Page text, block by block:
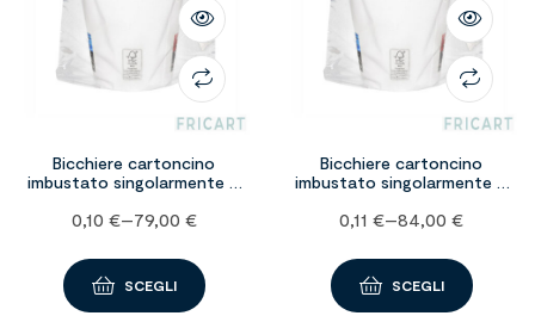
Bicchiere cartoncino
imbustato singolarmente –
0,10 €–79,00 €
SCEGLI
Bicchiere cartoncino
imbustato singolarmente –
0,11 €–84,00 €
SCEGLI